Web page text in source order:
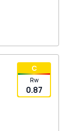
C
Rw
0.87